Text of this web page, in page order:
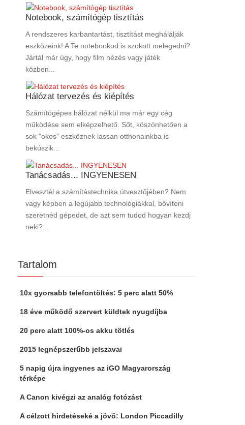
Notebook, számítógép tisztítás
A rendszeres karbantartást, tisztítást meghálálják
eszközeink! A Te notebookod is szokott melegedni?
Jártál már úgy, hogy film nézés vagy játék
közben...
Hálózat tervezés és kiépítés
Számítógépes hálózat nélkül ma már egy cég
működése sem elképzelhető. Sőt, köszönhetően a
sok "okos" eszköznek lassan otthonainkba is
bekúszik...
Tanácsadás... INGYENESEN
Elvesztél a számítástechnika útvesztőjében? Nem
vagy képben a legújabb technológiákkal, bővíteni
szeretnéd gépedet, de azt sem tudod hogyan kezdj
neki?...
Tartalom
10x gyorsabb telefontöltés: 5 perc alatt 50%
18 éve működő szervert küldtek nyugdíjba
20 perc alatt 100%-os akku tötlés
2015 legnépszerűbb jelszavai
5 napig újra ingyenes az iGO Magyarország
térképe
A Canon kivégzi az analóg fotózást
A célzott hirdetéseké a jövő: London Piccadilly